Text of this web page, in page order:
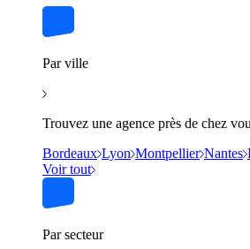
Par ville
Trouvez une agence près de chez
Bordeaux Lyon Montpellier Nantes
Voir tout
Par secteur